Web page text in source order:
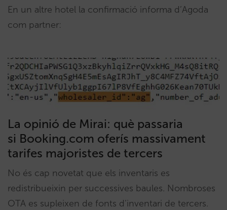
En un altre hotel la confirmació informa d’Agoda
com partner:
La opinió de Mirai: què passaria
si Booking.com oferís massivament
tarifes majoristes de tercers
No és cap novetat que els inventaris es
redistribueixin per successives baules. Nombroses
OTA es supleixen de fonts d’inventari de tercers.